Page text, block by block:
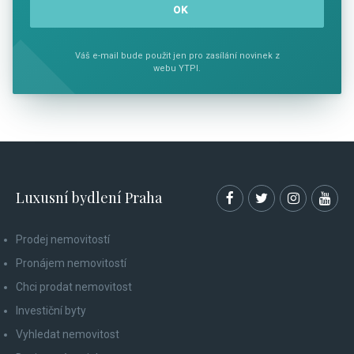
Váš e-mail bude použit jen pro zasílání novinek z
webu YTPI.
Luxusní bydlení Praha
Prodej nemovitostí
Pronájem nemovitostí
Chci prodat nemovitost
Investiční byty
Vyhledat nemovitost